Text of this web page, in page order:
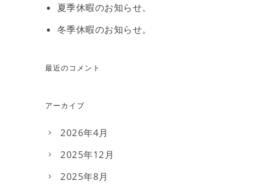
夏季休暇のお知らせ。
冬季休暇のお知らせ。
最近のコメント
アーカイブ
2026年4月
2025年12月
2025年8月